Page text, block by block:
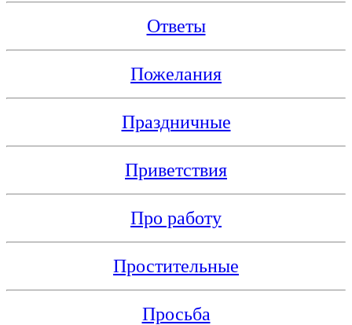
Ответы
Пожелания
Праздничные
Приветствия
Про работу
Простительные
Просьба